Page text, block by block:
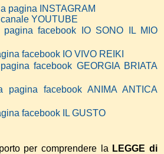
pagina INSTAGRAM
YOUTUBE
facebook IO SONO IL MIO
facebook IO VIVO REIKI
facebook GEORGIA BRIATA
facebook ANIMA ANTICA
facebook IL GUSTO
per comprendere la LEGGE di